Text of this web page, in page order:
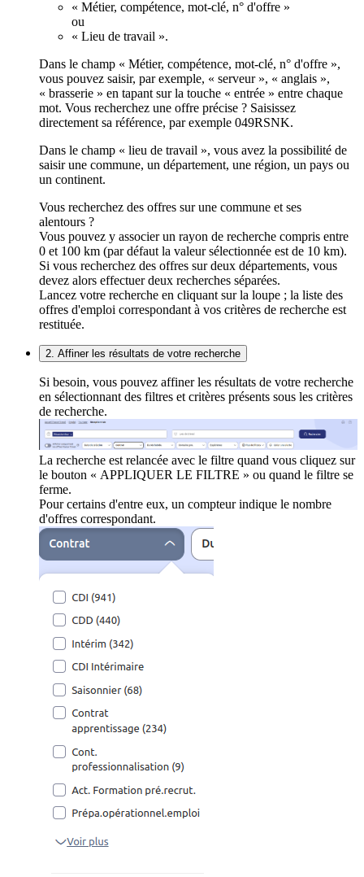
« Métier, compétence, mot-clé, n° d'offre »
ou
« Lieu de travail ».
Dans le champ « Métier, compétence, mot-clé, n° d'offre »,
vous pouvez saisir, par exemple, « serveur », « anglais »,
« brasserie » en tapant sur la touche « entrée » entre chaque
mot. Vous recherchez une offre précise ? Saisissez
directement sa référence, par exemple 049RSNK.
Dans le champ « lieu de travail », vous avez la possibilité de
saisir une commune, un département, une région, un pays ou
un continent.
Vous recherchez des offres sur une commune et ses
alentours ?
Vous pouvez y associer un rayon de recherche compris entre
0 et 100 km (par défaut la valeur sélectionnée est de 10 km).
Si vous recherchez des offres sur deux départements, vous
devez alors effectuer deux recherches séparées.
Lancez votre recherche en cliquant sur la loupe ; la liste des
offres d'emploi correspondant à vos critères de recherche est
restituée.
2. Affiner les résultats de votre recherche
Si besoin, vous pouvez affiner les résultats de votre recherche
en sélectionnant des filtres et critères présents sous les critères
de recherche.
La recherche est relancée avec le filtre quand vous cliquez sur
le bouton « APPLIQUER LE FILTRE » ou quand le filtre se
ferme.
Pour certains d'entre eux, un compteur indique le nombre
d'offres correspondant.